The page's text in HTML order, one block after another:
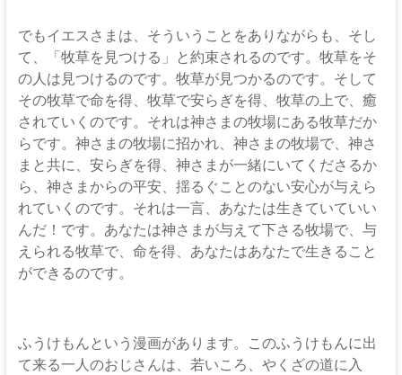
でもイエスさまは、そういうことをありながらも、そし
て、「牧草を見つける」と約束されるのです。牧草をそ
の人は見つけるのです。牧草が見つかるのです。そして
その牧草で命を得、牧草で安らぎを得、牧草の上で、癒
されていくのです。それは神さまの牧場にある牧草だか
らです。神さまの牧場に招かれ、神さまの牧場で、神さ
まと共に、安らぎを得、神さまが一緒にいてくださるか
ら、神さまからの平安、揺るぐことのない安心が与えら
れていくのです。それは一言、あなたは生きていていい
んだ！です。あなたは神さまが与えて下さる牧場で、与
えられる牧草で、命を得、あなたはあなたで生きること
ができるのです。
ふうけもんという漫画があります。このふうけもんに出
て来る一人のおじさんは、若いころ、やくざの道に入